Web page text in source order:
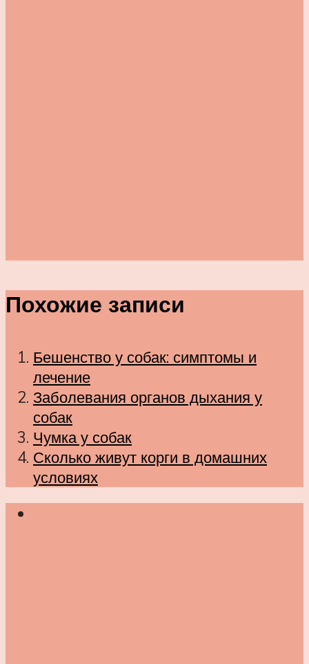
Похожие записи
Бешенство у собак: симптомы и
лечение
Заболевания органов дыхания у
собак
Чумка у собак
Сколько живут корги в домашних
условиях